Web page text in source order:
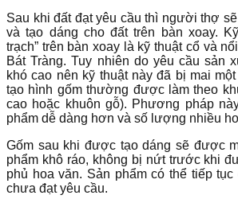
Sau khi đất đạt yêu cầu thì người thợ
và tạo dáng cho đất trên bàn xoay.
trạch” trên bàn xoay là kỹ thuật cổ và
Bát Tràng. Tuy nhiên do yêu cầu sản
khó cao nên kỹ thuật này đã bị mai
tạo hình gốm thường được làm theo
cao hoặc khuôn gỗ). Phương pháp
phẩm dễ dàng hơn và số lượng nhiều
Gốm sau khi được tạo dáng sẽ được
phẩm khô ráo, không bị nứt trước khi
phủ hoa văn. Sản phẩm có thể tiếp
chưa đạt yêu cầu.